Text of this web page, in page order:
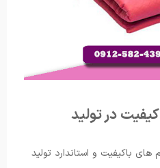
در تولید
باکیفیت و استاندارد تولید